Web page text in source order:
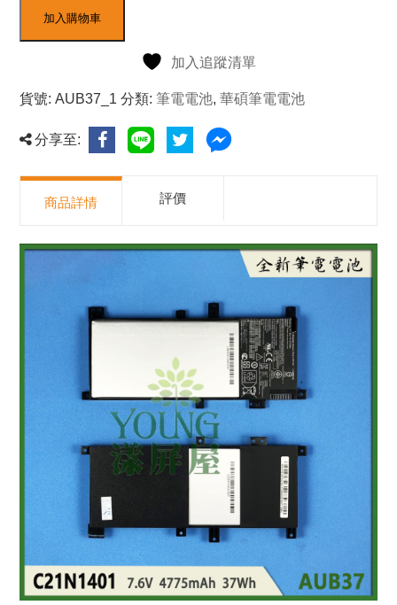
加入購物車
加入追蹤清單
貨號:AUB37_1 分類:筆電電池,華碩筆電電池
分享至:
商品詳情 評價